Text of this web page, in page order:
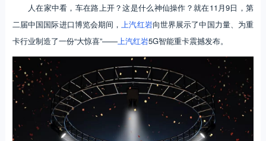
人在家中看，车在路上开？这是什么神仙操作？就在11月9日，第
二届中国国际进口博览会期间，上汽红岩向世界展示了中国力量、为重
卡行业制造了一份“大惊喜”——上汽红岩5G智能重卡震撼发布。